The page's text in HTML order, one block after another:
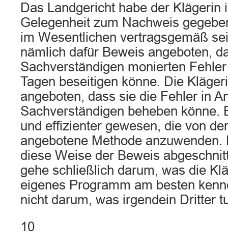
Das Landgericht habe der Klägerin
Gelegenheit zum Nachweis
im Wesentlichen vertragsgemäß
nämlich dafür Beweis angeboten,
Sachverständigen monierten
Tagen beseitigen könne. Die
angeboten, dass sie die Fehler in
Sachverständigen beheben könne.
und effizienter gewesen, die von
angebotene Methode
diese Weise der Beweis
gehe schließlich darum, was die
eigenes Programm am besten
nicht darum, was irgendein Dritter
10